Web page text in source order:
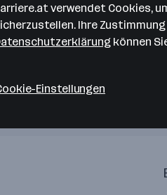
Bitte
verwendet Cookies,
Ihre
können
Einstellungen